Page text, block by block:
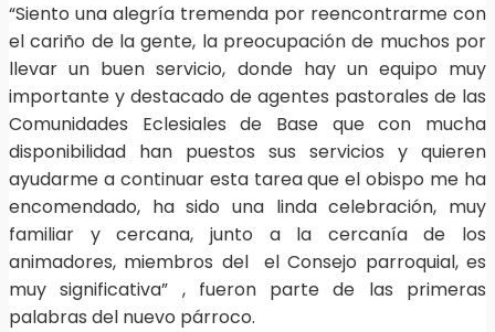
“Siento una alegría tremenda por reencontrarme con
el cariño de la gente, la preocupación de muchos por
llevar un buen servicio, donde hay un equipo muy
importante y destacado de agentes pastorales de las
Comunidades Eclesiales de Base que con mucha
disponibilidad han puestos sus servicios y quieren
ayudarme a continuar esta tarea que el obispo me ha
encomendado, ha sido una linda celebración, muy
familiar y cercana, junto a la cercanía de los
animadores, miembros del el Consejo parroquial, es
muy significativa” , fueron parte de las primeras
palabras del nuevo párroco.